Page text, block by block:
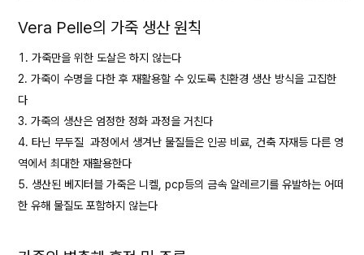
Vera Pelle의 가죽 생산 원칙
가죽만을 위한 도살은 하지 않는다
가죽이 수명을 다한 후 재활용할 수 있도록 친환경 생산 방식을 고집한
다
가죽의 생산은 엄정한 정화 과정을 거친다
타닌 무두질 과정에서 생겨난 물질들은 인공 비료, 건축 자재등 다른 영
역에서 최대한 재활용한다
생산된 베지터블 가죽은 니켈, pcp등의 금속 알레르기를 유발하는 어떠
한 유해 물질도 포함하지 않는다